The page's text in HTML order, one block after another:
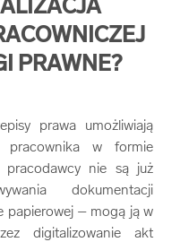
PRAWNE?
prawa umożliwiają
pracownika w formie
pracodawcy nie są już
dokumentacji
papierowej – mogą ją w
digitalizowanie akt